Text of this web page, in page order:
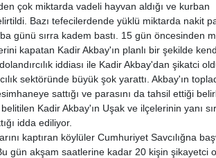
çok miktarda vadeli hayvan aldığı ve kurban
Bazı tefecilerdende yüklü miktarda nakit
günü sırra kadem bastı. 15 gün öncesinden
kapatan Kadir Akbay'ın planlı bir şekilde
iddiası ile Kadir Akbay'dan şikatci
sektöründe büyük şok yarattı. Akbay'ın
sattığı ve parasını da tahsil ettiği
Kadir Akbay'ın Uşak ve ilçelerinin yanı
idda ediliyor.
kaptıran köylüler Cumhuriyet Savcılığna
gün akşam saatlerine kadar 20 kişin şikayetci